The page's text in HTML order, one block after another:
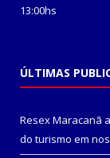
13:00hs
ÚLTIMAS
Resex Maracanã
do turismo em